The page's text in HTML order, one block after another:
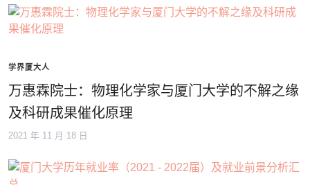
学界厦大人
万惠霖院士：物理化学家与厦门大学的不解之缘
及科研成果催化原理
2021 年 11 月 18 日